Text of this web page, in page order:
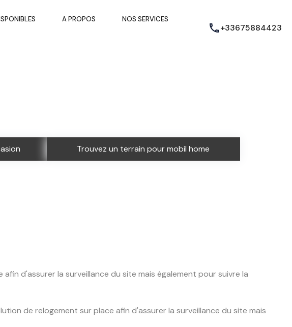
A PROPOS NOS SERVICES
+33675884423
Trouvez un terrain pour mobil home
d'assurer la surveillance du site mais également pour suivre la
de relogement sur place afin d'assurer la surveillance du site mais